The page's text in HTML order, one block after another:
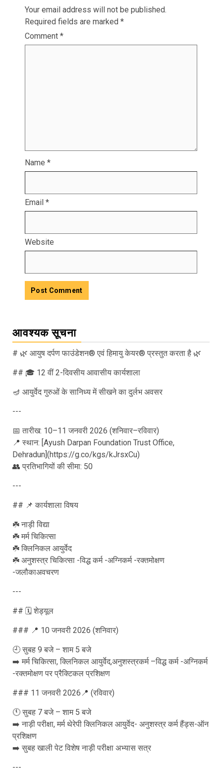
Your email address will not be published.
Required fields are marked *
Comment *
Name *
Email *
Website
आवश्यक सूचना
# 🌿 आयुष दर्पण फाउंडेशन® एवं हिमायु केयर® प्रस्तुत करता है 🌿
## 🎓 12 वीं 2-दिवसीय आवासीय कार्यशाला
🪔 आयुर्वेद गुरुओं के सानिध्य में सीखने का दुर्लभ अवसर
---
📅 तारीख: 10–11 जनवरी 2026 (शनिवार–रविवार)
📍 स्थान: [Ayush Darpan Foundation Trust Office,
Dehradun](https://g.co/kgs/kJrsxCu)
👥 प्रतिभागियों की सीमा: 50
---
## 📌 कार्यशाला विषय
☘️ नाड़ी विद्या
☘️ मर्म चिकित्सा
☘️ क्लिनिकल आयुर्वेद
☘️ अनुशस्त्र चिकित्सा -विद्ध कर्म -अग्निकर्म -रक्तमोक्षण
-जलौकाअवचरण
---
## 🗓️ शेड्यूल
### 📍 10 जनवरी 2026 (शनिवार)
🕘 सुबह 9 बजे – शाम 5 बजे
➡️ मर्म चिकित्सा, क्लिनिकल आयुर्वेद,अनुशस्त्रकर्म –विद्ध कर्म -अग्निकर्म
-रक्तमोक्षण पर प्रैक्टिकल प्रशिक्षण
### 11 जनवरी 2026📍 (रविवार)
🕚 सुबह 7 बजे – शाम 5 बजे
➡️ नाड़ी परीक्षा, मर्म थेरेपी क्लिनिकल आयुर्वेद- अनुशस्त्र कर्म हैंड्स-ऑन
प्रशिक्षण
➡️ सुबह खाली पेट विशेष नाड़ी परीक्षा अभ्यास सत्र
---